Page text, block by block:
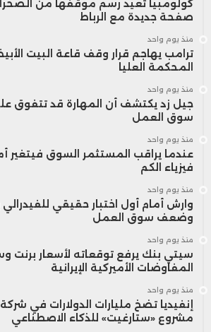
كولومبيا تعيد رسم موقفها من
صفحة جديدة مع الرباط
منذ يوم واحد
ترامب يهاجم قرار وقف قاعة البيت
المحكمة العليا
منذ يوم واحد
جيل زد يكتشف أن المهارة قد تتفوق
سوق العمل
منذ يوم واحد
عندما يراقب المستثمر السوق
فيزياء الكم
منذ يوم واحد
وارش أمام أول اختبار حقيقي
وضعف سوق العمل
منذ يوم واحد
سيتي بنك يرفع توقعاته لأسعار برنت
المفاوضات الأميركية الإيرانية
منذ يوم واحد
إنفيديا تضخ مليارات الدولارات في
مشروع «ستارغيت» للذكاء الاصطناعي